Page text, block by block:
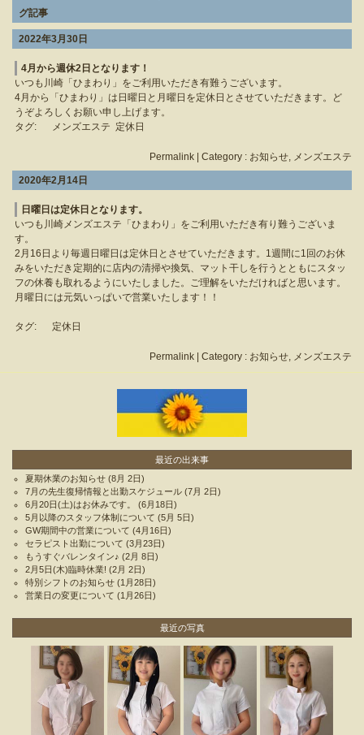
グ記事
2022年3月30日
4月から週休2日となります！
いつも川崎「ひまわり」をご利用いただき有難うございます。
4月から「ひまわり」は日曜日と月曜日を定休日とさせていただきます。ど
うぞよろしくお願い申し上げます。
タグ:
メンズエステ 定休日
Permalink | Category : お知らせ, メンズエステ
2020年2月14日
日曜日は定休日となります。
いつも川崎メンズエステ「ひまわり」をご利用いただき有り難うございま
す。
2月16日より毎週日曜日は定休日とさせていただきます。1週間に1回のお休
みをいただき定期的に店内の清掃や換気、マット干しを行うとともにスタッ
フの休養も取れるようにいたしました。ご理解をいただければと思います。
月曜日には元気いっぱいで営業いたします！！
タグ: 定休日
Permalink | Category : お知らせ, メンズエステ
最近の出来事
夏期休業のお知らせ (8月 2日)
7月の先生復帰情報と出勤スケジュール (7月 2日)
6月20日(土)はお休みです。
(6月18日)
5月以降のスタッフ体制について (5月 5日)
GW期間中の営業について (4月16日)
セラピスト出勤について (3月23日)
もうすぐバレンタイン♪ (2月 8日)
2月5日(木)臨時休業! (2月 2日)
特別シフトのお知らせ (1月28日)
営業日の変更について (1月26日)
最近の写真